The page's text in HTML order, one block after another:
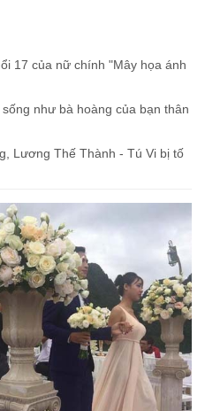
17 của nữ chính "Mây họa ánh
như bà hoàng của bạn thân
Lương Thế Thành - Tú Vi bị tố